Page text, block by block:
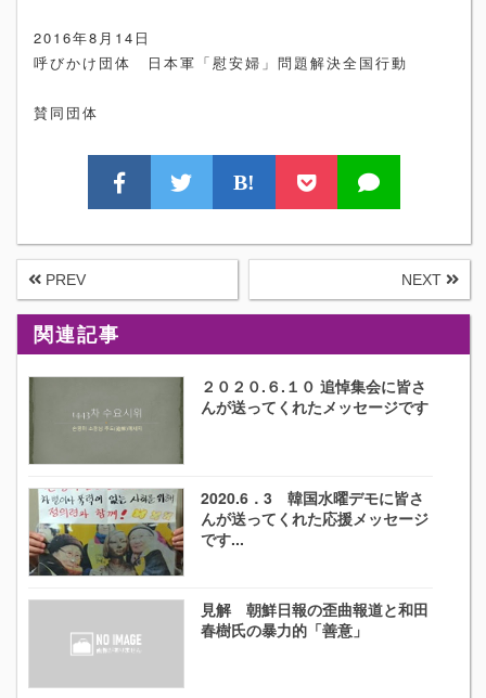
2016年8月14日
呼びかけ団体 日本軍「慰安婦」問題解決全国行動
賛同団体
B!
PREV NEXT
関連記事
２０２０.６.１０ 追悼集会に皆さ
んが送ってくれたメッセージです
2020.6．3 韓国水曜デモに皆さ
んが送ってくれた応援メッセージ
です...
見解 朝鮮日報の歪曲報道と和田
春樹氏の暴力的「善意」